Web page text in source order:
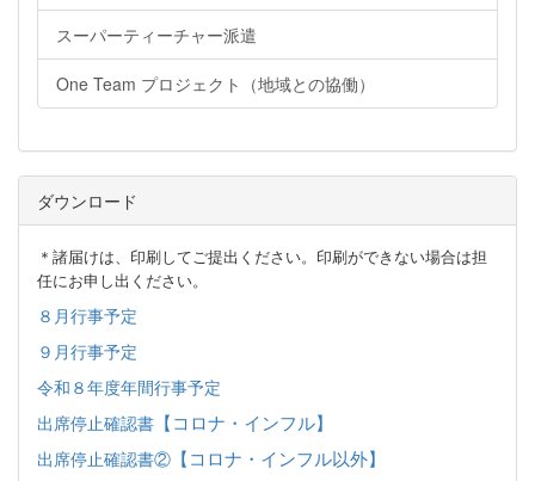
スーパーティーチャー派遣
One Team プロジェクト（地域との協働）
ダウンロード
＊諸届けは、印刷してご提出ください。印刷ができない場合は担
任にお申し出ください。
８月行事予定
９月行事予定
令和８年度年間行事予定
出席停止確認書 【コロナ・インフル】
出席停止確認書② 【コロナ・インフル以外】